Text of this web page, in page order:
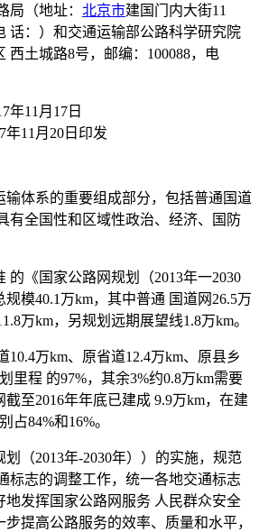
局（地址： 北京市建国门内大街11
话：）和交通运输部公路科学研究院
西土城路8号，邮编：100088，电
年11月17日
年11月20日印发
输体系的重要组成部分，包括普通国道
有全国性和区域性政治、经济、国防
的《国家公路网规划（2013年一2030
模40.1万km，其中普通 国道网26.5万
万km，另规划远期展望线1.8万km。
10.4万km、原省道12.4万km、原县乡
里程 的97%，其余3%约0.8万km需要
至2016年年底已建成 9.9万km，在建
占84%和16%。
（2013年-2030年））的实施，规范
标志的调整工作，统一各地交通标志
地发挥国家公路网服务 人民群众安全
提高公路服务的效率、质量和水平，